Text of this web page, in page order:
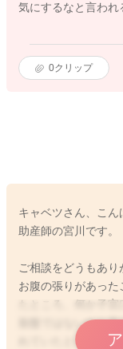
気にするなと言われ
0クリップ
キャベツさん、こん
助産師の宮川です。
ご相談をどうもあり
お腹の張りがあっ
たところ、何か子
胎盤ではないかと
れていたというこ